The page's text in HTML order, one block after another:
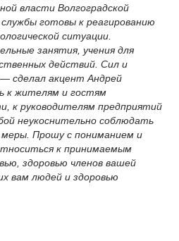
власти Волгоградской
готовы к реагированию
ситуации.
занятия, учения для
действий. Сил и
сделал акцент Андрей
к жителям и гостям
к руководителям предприятий
неукоснительно соблюдать
Прошу с пониманием и
к принимаемым
здоровью членов вашей
вам людей и здоровью